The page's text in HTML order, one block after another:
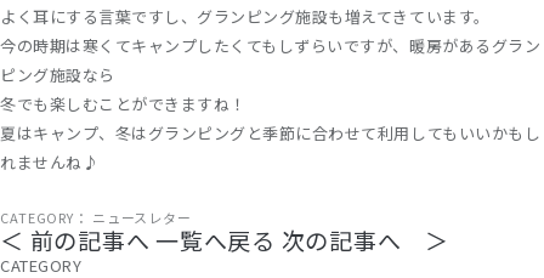
よく耳にする言葉ですし、グランピング施設も増えてきています。
今の時期は寒くてキャンプしたくてもしずらいですが、暖房があるグラン
ピング施設なら
冬でも楽しむことができますね！
夏はキャンプ、冬はグランピングと季節に合わせて利用してもいいかもし
れませんね♪
CATEGORY： ニュースレター
＜ 前の記事へ 一覧へ戻る 次の記事へ ＞
CATEGORY